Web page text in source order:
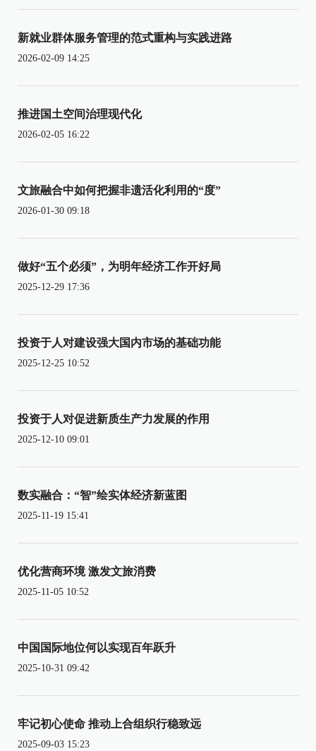
新就业群体服务管理的范式重构与实践进路
2026-02-09 14:25
推进国土空间治理现代化
2026-02-05 16:22
文旅融合中如何把握非遗活化利用的“度”
2026-01-30 09:18
做好“五个必须”，为明年经济工作开好局
2025-12-29 17:36
投资于人对建设强大国内市场的基础功能
2025-12-25 10:52
投资于人对促进新质生产力发展的作用
2025-12-10 09:01
数实融合：“智”绘实体经济新蓝图
2025-11-19 15:41
优化营商环境 激发文旅消费
2025-11-05 10:52
中国国际地位何以实现百年跃升
2025-10-31 09:42
牢记初心使命 推动上合组织行稳致远
2025-09-03 15:23